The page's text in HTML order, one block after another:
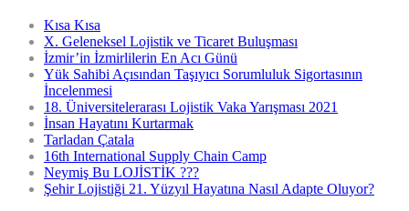
Kısa Kısa
X. Geleneksel Lojistik ve Ticaret Buluşması
İzmir’in İzmirlilerin En Acı Günü
Yük Sahibi Açısından Taşıyıcı Sorumluluk Sigortasının
İncelenmesi
18. Üniversitelerarası Lojistik Vaka Yarışması 2021
İnsan Hayatını Kurtarmak
Tarladan Çatala
16th International Supply Chain Camp
Neymiş Bu LOJİSTİK ???
Şehir Lojistiği 21. Yüzyıl Hayatına Nasıl Adapte Oluyor?